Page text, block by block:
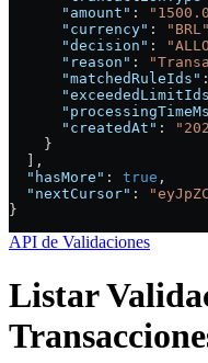
      "amount"
:
      "currency"
: "BRL"
      "decision"
:
      "reason"
:
      "matchedRuleIds"
      "createdAt"
:
    }
  ],
  "hasMore"
: true ,
  "nextCursor"
:
}
API de Validaciones
Listar